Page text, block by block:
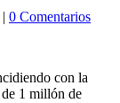
| 0 Comentarios
con la
de 1 millón de